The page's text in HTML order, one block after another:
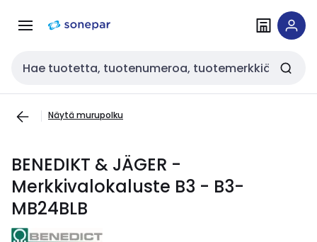
navigointiinsisältöön
Haku
Näytä murupolku
BENEDIKT & JÄGER -
Merkkivalokaluste B3 - B3-
MB24BLB